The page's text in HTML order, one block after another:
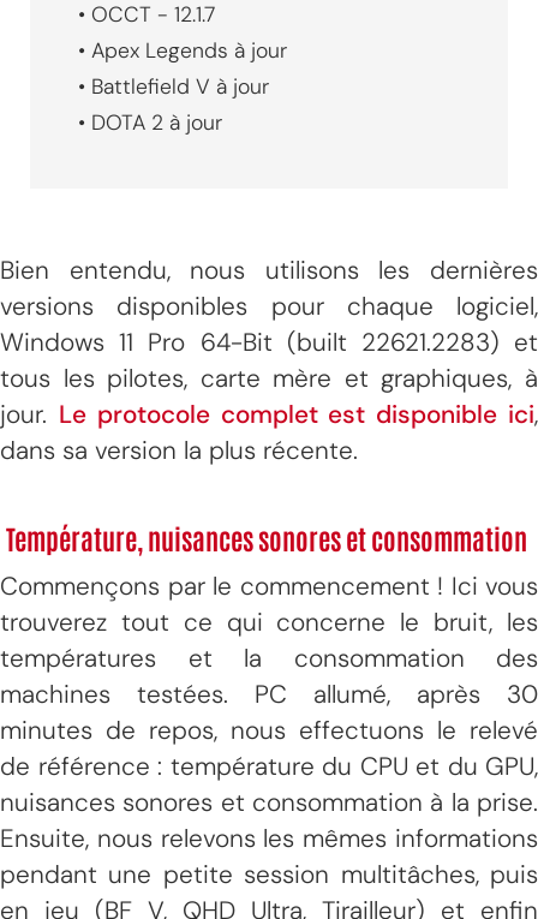
• OCCT - 12.1.7
• Apex Legends à jour
• Battlefield V à jour
• DOTA 2 à jour
Bien entendu, nous utilisons les dernières
versions disponibles pour chaque logiciel,
Windows 11 Pro 64-Bit (built 22621.2283) et
tous les pilotes, carte mère et graphiques, à
jour. Le protocole complet est disponible ici,
dans sa version la plus récente.
Température, nuisances sonores et consommation
Commençons par le commencement ! Ici vous
trouverez tout ce qui concerne le bruit, les
températures et la consommation des
machines testées. PC allumé, après 30
minutes de repos, nous effectuons le relevé
de référence : température du CPU et du GPU,
nuisances sonores et consommation à la prise.
Ensuite, nous relevons les mêmes informations
pendant une petite session multitâches, puis
en jeu (BF V, QHD Ultra, Tirailleur) et enfin